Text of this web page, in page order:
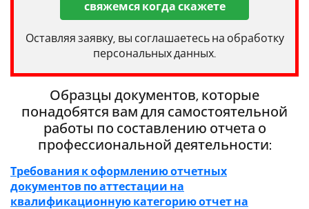
свяжемся когда скажете
Оставляя заявку, вы соглашаетесь на обработку
персональных данных.
Образцы документов, которые
понадобятся вам для самостоятельной
работы по составлению отчета о
профессиональной деятельности:
Требования к оформлению отчетных
документов по аттестации на
квалификационную категорию отчет на